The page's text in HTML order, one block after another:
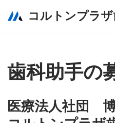
コルトンプラ
歯科助手の
医療法人社団